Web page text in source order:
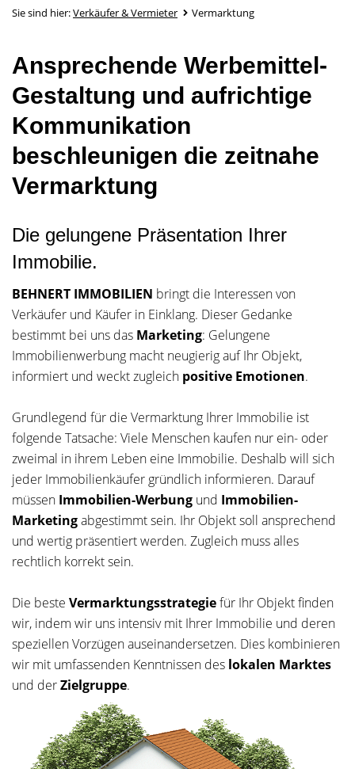
Sie sind hier:Verkäufer & Vermieter Vermarktung
Ansprechende Werbemittel-
Gestaltung und aufrichtige
Kommunikation
beschleunigen die zeitnahe
Vermarktung
Die gelungene Präsentation Ihrer
Immobilie.
BEHNERT IMMOBILIEN bringt die Interessen von
Verkäufer und Käufer in Einklang. Dieser Gedanke
bestimmt bei uns das Marketing: Gelungene
Immobilienwerbung macht neugierig auf Ihr Objekt,
informiert und weckt zugleich positive Emotionen.
Grundlegend für die Vermarktung Ihrer Immobilie ist
folgende Tatsache: Viele Menschen kaufen nur ein- oder
zweimal in ihrem Leben eine Immobilie. Deshalb will sich
jeder Immobilienkäufer gründlich informieren. Darauf
müssen Immobilien-Werbung und Immobilien-
Marketingabgestimmt sein. Ihr Objekt soll ansprechend
und wertig präsentiert werden. Zugleich muss alles
rechtlich korrekt sein.
Die beste Vermarktungsstrategiefür Ihr Objekt finden
wir, indem wir uns intensiv mit Ihrer Immobilie und deren
speziellen Vorzügen auseinandersetzen. Dies kombinieren
wir mit umfassenden Kenntnissen des lokalen Marktes
und derZielgruppe.